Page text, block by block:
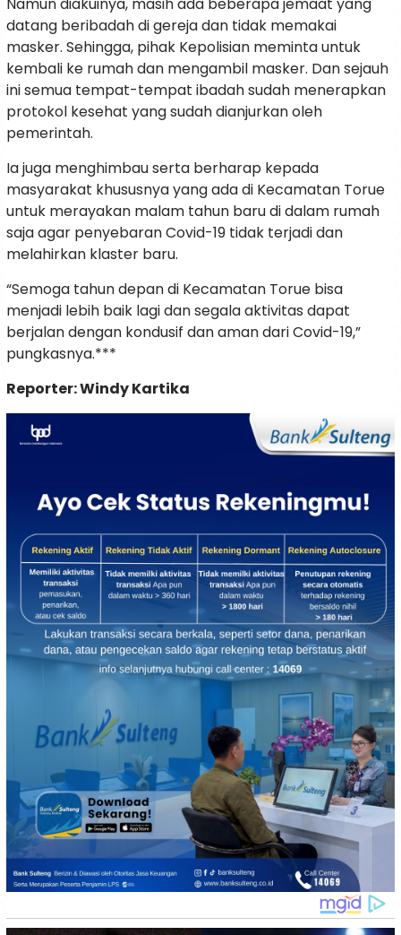
datang beribadah di gereja dan tidak memakai
masker. Sehingga, pihak Kepolisian meminta untuk
kembali ke rumah dan mengambil masker. Dan sejauh
ini semua tempat-tempat ibadah sudah menerapkan
protokol kesehat yang sudah dianjurkan oleh
pemerintah.
Ia juga menghimbau serta berharap kepada
masyarakat khususnya yang ada di Kecamatan Torue
untuk merayakan malam tahun baru di dalam rumah
saja agar penyebaran Covid-19 tidak terjadi dan
melahirkan klaster baru.
“Semoga tahun depan di Kecamatan Torue bisa
menjadi lebih baik lagi dan segala aktivitas dapat
berjalan dengan kondusif dan aman dari Covid-19,”
pungkasnya.***
Reporter: Windy Kartika